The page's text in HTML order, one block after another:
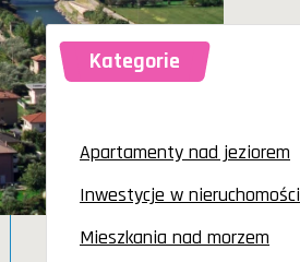
Kategorie
Apartamenty nad jeziorem
Inwestycje w nieruchomości
Mieszkania nad morzem